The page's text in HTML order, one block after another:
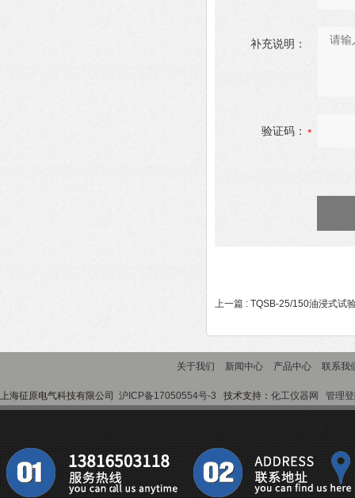
补充说明：
验证码：
上一篇 : TQSB-25/150油浸式试
关于我们 新闻中心 产品中心 联系我
上海征原电气科技有限公司 沪ICP备17050554号-3 技术支持： 化工仪器网 管理